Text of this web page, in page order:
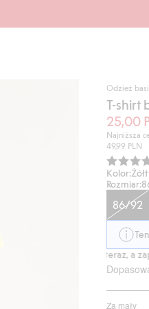
i
Odzież
T-shirt
25,00
Najniższa
49,99 PLN
Kolor:
Rozmiar:
86/92
od 150 zł
Kup teraz, a
Za mały